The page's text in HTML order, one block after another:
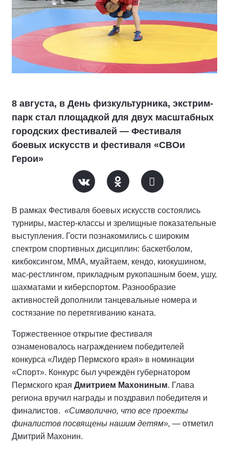
8 августа, в День физкультурника, экстрим-
парк стал площадкой для двух масштабных
городских фестивалей — Фестиваля
боевых искусств и фестиваля «СВОи
Герои»
В рамках Фестиваля боевых искусств состоялись
турниры, мастер-классы и зрелищные показательные
выступления. Гости познакомились с широким
спектром спортивных дисциплин: баскетболом,
кикбоксингом, ММА, муайтаем, кендо, киокушином,
мас-рестлингом, прикладным рукопашным боем, ушу,
шахматами и киберспортом. Разнообразие
активностей дополнили танцевальные номера и
состязание по перетягиванию каната.
Торжественное открытие фестиваля
ознаменовалось награждением победителей
конкурса «Лидер Пермского края» в номинации
«Спорт». Конкурс был учреждён губернатором
Пермского края Дмитрием Махониным. Глава
региона вручил награды и поздравил победителя и
финалистов. «Символично, что все проекты
финалистов посвящены нашим детям», — отметил
Дмитрий Махонин.